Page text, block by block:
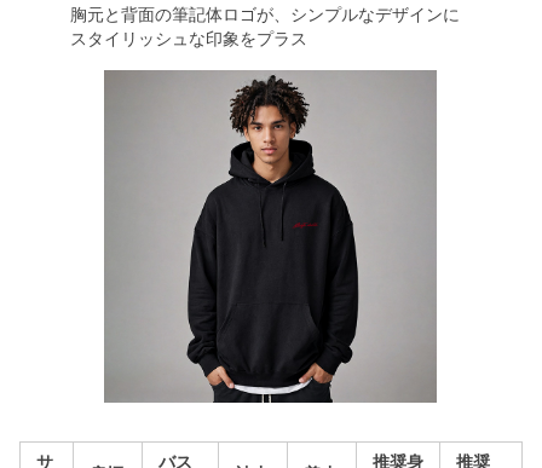
胸元と背面の筆記体ロゴが、シンプルなデザインに
スタイリッシュな印象をプラス
サ
バス
推奨身
推奨